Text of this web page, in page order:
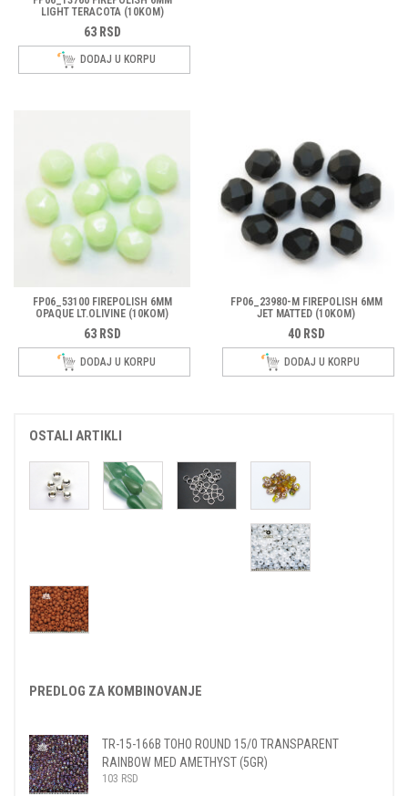
LIGHT TERACOTA (10KOM)
63 RSD
DODAJ U KORPU
FP06_53100 FIREPOLISH 6MM
OPAQUE LT.OLIVINE (10KOM)
63 RSD
DODAJ U KORPU
FP06_23980-M FIREPOLISH 6MM
JET MATTED (10KOM)
40 RSD
DODAJ U KORPU
OSTALI ARTIKLI
PREDLOG ZA KOMBINOVANJE
TR-15-166B TOHO ROUND 15/0 TRANSPARENT
RAINBOW MED AMETHYST (5GR)
103 RSD